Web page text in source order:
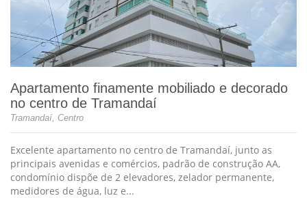
Apartamento finamente mobiliado e decorado
no centro de Tramandaí
Tramandaí, Centro
Excelente apartamento no centro de Tramandaí, junto as
principais avenidas e comércios, padrão de construção AA,
condomínio dispõe de 2 elevadores, zelador permanente,
medidores de água, luz e...